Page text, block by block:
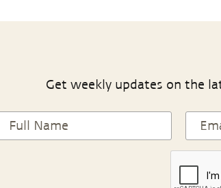
Get weekly updates on the